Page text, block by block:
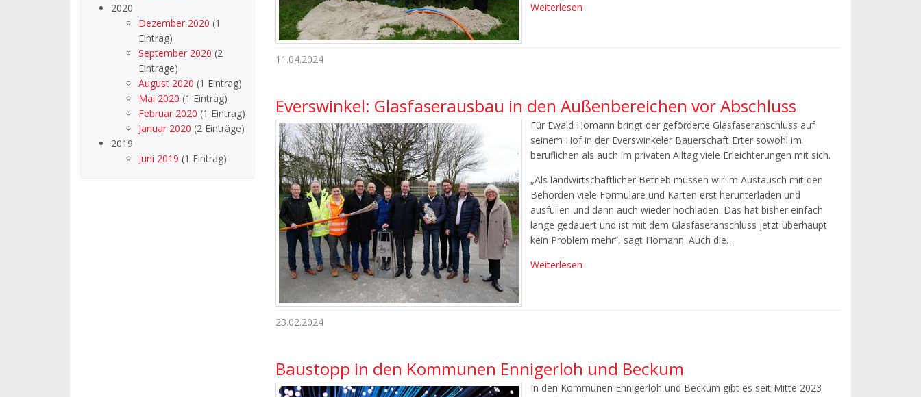
2020
Dezember 2020 (1
Eintrag)
September 2020 (2
Einträge)
August 2020 (1 Eintrag)
Mai 2020 (1 Eintrag)
Februar 2020 (1 Eintrag)
Januar 2020 (2 Einträge)
2019
Juni 2019 (1 Eintrag)
Weiterlesen
11.04.2024
Everswinkel: Glasfaserausbau in den Außenbereichen vor Abschluss
Für Ewald Homann bringt der geförderte Glasfaseranschluss auf
seinem Hof in der Everswinkeler Bauerschaft Erter sowohl im
beruflichen als auch im privaten Alltag viele Erleichterungen mit sich.
„Als landwirtschaftlicher Betrieb müssen wir im Austausch mit den
Behörden viele Formulare und Karten erst herunterladen und
ausfüllen und dann auch wieder hochladen. Das hat bisher einfach
lange gedauert und ist mit dem Glasfaseranschluss jetzt überhaupt
kein Problem mehr“, sagt Homann. Auch die…
Weiterlesen
23.02.2024
Baustopp in den Kommunen Ennigerloh und Beckum
In den Kommunen Ennigerloh und Beckum gibt es seit Mitte 2023